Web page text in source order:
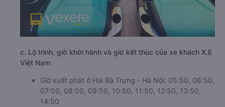
c. Lộ trình, giờ khởi hành và giờ kết thúc của xe khách X.E
Việt Nam
Giờ xuất phát ở Hai Bà Trưng - Hà Nội: 05:50, 06:50,
07:50, 08:50, 09:50, 10:50, 11:50, 12:50, 13:50,
14:50